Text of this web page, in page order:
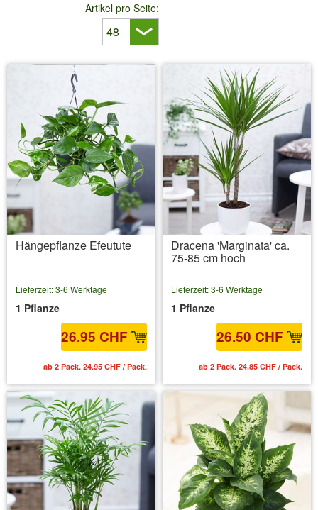
Artikel pro Seite:
Hängepflanze Efeutute
Lieferzeit: 3-6 Werktage
1 Pflanze
26.95 CHF
ab 2 Pack. 24.95 CHF / Pack.
Dracena 'Marginata' ca.
75-85 cm hoch
Lieferzeit: 3-6 Werktage
1 Pflanze
26.50 CHF
ab 2 Pack. 24.85 CHF / Pack.